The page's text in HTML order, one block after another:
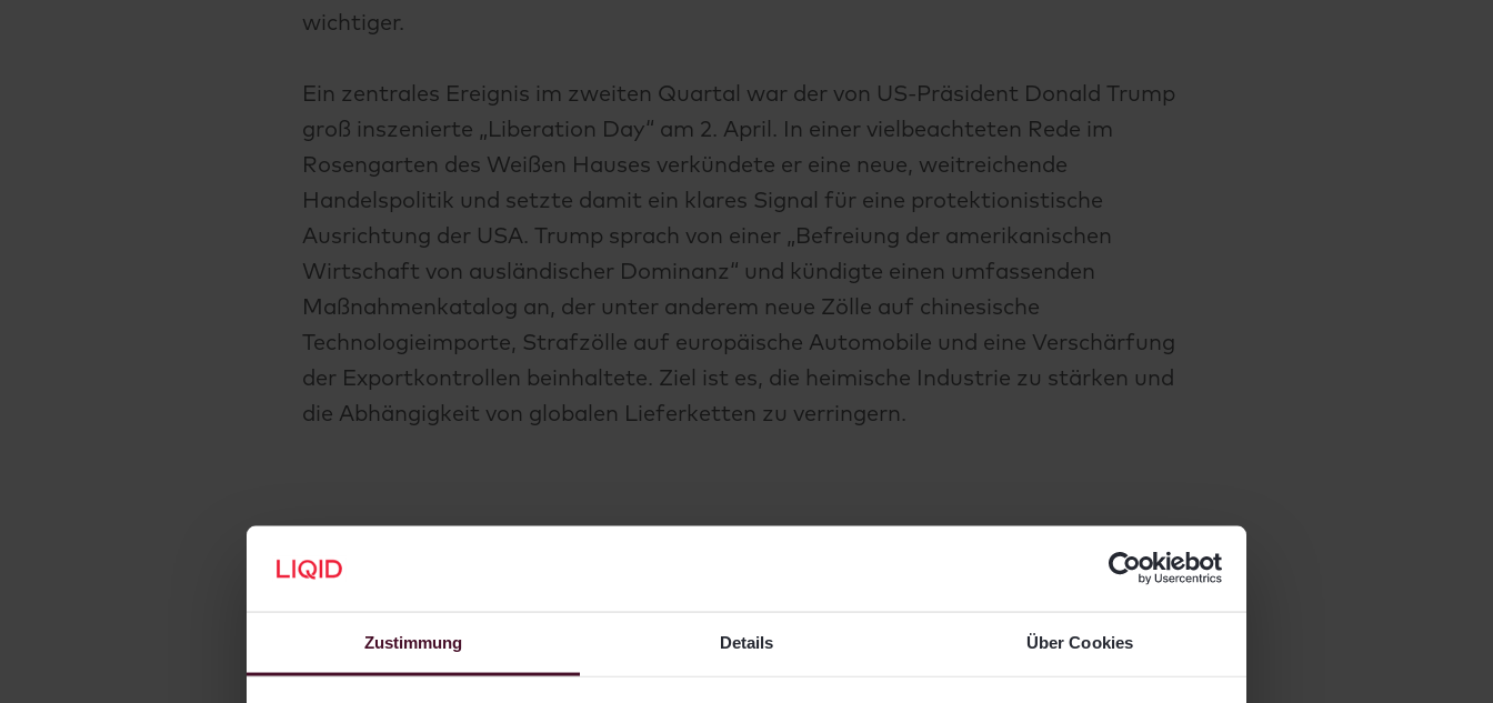
Zustimmung Details Über Cookies
wichtiger.
Ein zentrales Ereignis im zweiten Quartal war der von US-Präsident Donald Trump
groß inszenierte „Liberation Day“ am 2. April. In einer vielbeachteten Rede im
Rosengarten des Weißen Hauses verkündete er eine neue, weitreichende
Handelspolitik und setzte damit ein klares Signal für eine protektionistische
Ausrichtung der USA. Trump sprach von einer „Befreiung der amerikanischen
Wirtschaft von ausländischer Dominanz“ und kündigte einen umfassenden
Maßnahmenkatalog an, der unter anderem neue Zölle auf chinesische
Technologieimporte, Strafzölle auf europäische Automobile und eine Verschärfung
der Exportkontrollen beinhaltete. Ziel ist es, die heimische Industrie zu stärken und
die Abhängigkeit von globalen Lieferketten zu verringern.